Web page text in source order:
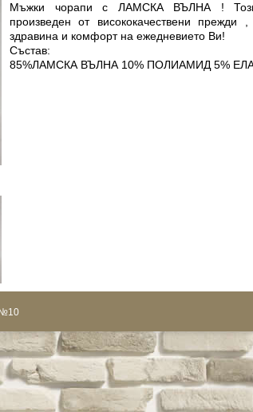
Мъжки чорапи с ЛАМСКА ВЪЛНА !
произведен от висококачествени прежди ,
здравина и комфорт на ежедневието Ви!
Състав:
85%ЛАМСКА ВЪЛНА 10% ПОЛИАМИД 5%
№10